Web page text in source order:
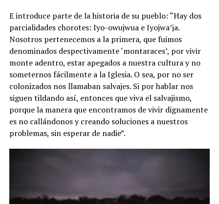
E introduce parte de la historia de su pueblo: “Hay dos
parcialidades chorotes: Iyo-owujwua e Iyojwa’ja.
Nosotros pertenecemos a la primera, que fuimos
denominados despectivamente ‘montaraces’, por vivir
monte adentro, estar apegados a nuestra cultura y no
someternos fácilmente a la Iglesia. O sea, por no ser
colonizados nos llamaban salvajes. Si por hablar nos
siguen tildando así, entonces que viva el salvajismo,
porque la manera que encontramos de vivir dignamente
es no callándonos y creando soluciones a nuestros
problemas, sin esperar de nadie”.